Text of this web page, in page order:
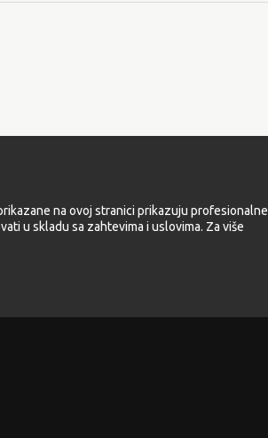
na ovoj stranici prikazuju profesionalne
u skladu sa zahtevima i uslovima. Za više